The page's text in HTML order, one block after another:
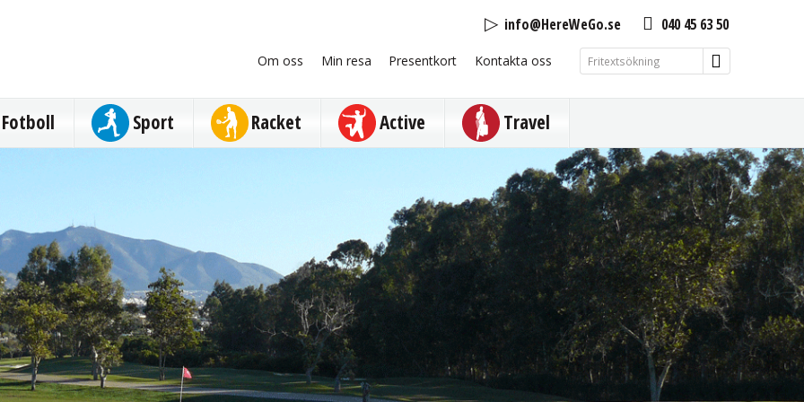
040 45 63 50
info@HereWeGo.se
Om oss Min resa Presentkort Kontakta oss
Fotboll Sport Racket Active Travel